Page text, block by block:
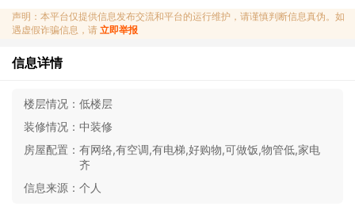
声明：本平台仅提供信息发布交流和平台的运行维护，请谨慎判断信息真伪。如
遇虚假诈骗信息，请 立即举报
信息详情
楼层情况： 低楼层
装修情况： 中装修
房屋配置： 有网络,有空调,有电梯,好购物,可做饭,物管低,家电
齐
信息来源： 个人